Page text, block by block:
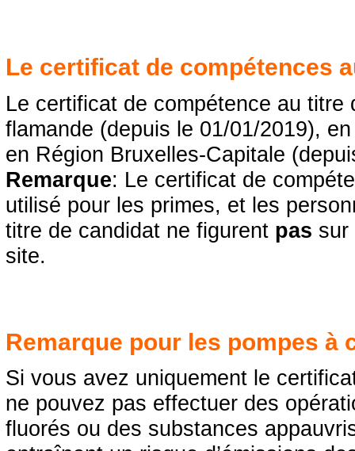
Le certificat de compétences
Le certificat de compétence au
flamande (depuis le 01/01/2019),
en Région Bruxelles-Capitale
Remarque: Le certificat de
utilisé pour les primes, et les
titre de candidat ne figurent pas sur
site.
Remarque pour les pompes à
Si vous avez uniquement le
ne pouvez pas effectuer des
fluorés ou des substances